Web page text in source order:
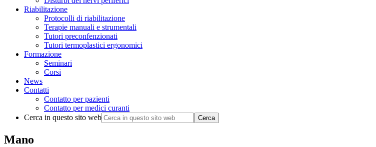
Riabilitazione
Protocolli di riabilitazione
Terapie manuali e strumentali
Tutori preconfenzionati
Tutori termoplastici ergonomici
Formazione
Seminari
Corsi
News
Contatti
Contatto per pazienti
Contatto per medici curanti
Cerca in questo sito web
Mano